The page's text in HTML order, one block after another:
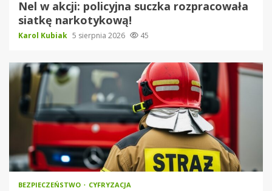
Nel w akcji: policyjna suczka rozpracowała
siatkę narkotykową!
Karol Kubiak 5 sierpnia 2026 45
BEZPIECZEŃSTWO CYFRYZACJA